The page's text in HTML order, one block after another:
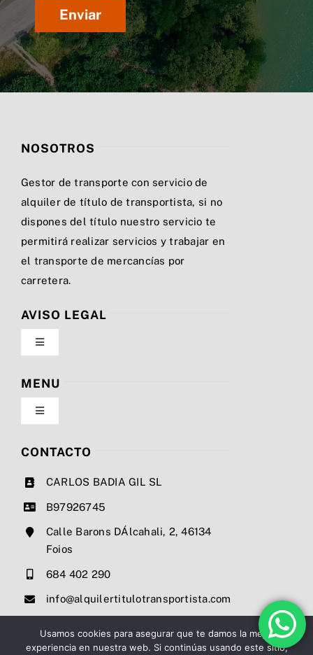
NOSOTROS
Gestor de transporte con servicio de
alquiler de título de transportista, si no
dispones del título nuestro servicio te
permitirá realizar servicios y trabajar en
el transporte de mercancías por
carretera.
AVISO LEGAL
Toggle
Navigation
Política de privacidad
Condiciones de uso
MENU
Toggle
Navigation
Nosotros
Precios
Contacto
CONTACTO
CARLOS BADIA GIL SL
B97926745
Calle Barons DÁlcahali, 2, 46134
Foios
684 402 290
info@alquilertitulotransportista.com
Usamos cookies para asegurar que te damos la mejor
experiencia en nuestra web. Si continúas usando este sitio,